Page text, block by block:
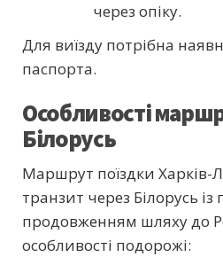
через опіку.
Для виїзду потрібна
паспорта.
Особливості
Білорусь
Маршрут поїздки Харків-
транзит через Білорусь
продовженням шляху до
особливості подорожі: